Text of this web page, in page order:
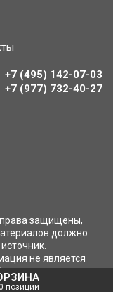
позиций
+7 (495) 142-07-03
‎‎+7 (977) 732-40-27
защищены,
должно
не является